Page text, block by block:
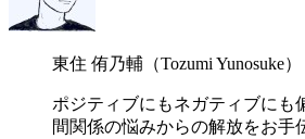
東住 侑乃輔（Tozumi Yunosuke）
ポジティブにもネガティブにも
間関係の悩みからの解放をお手